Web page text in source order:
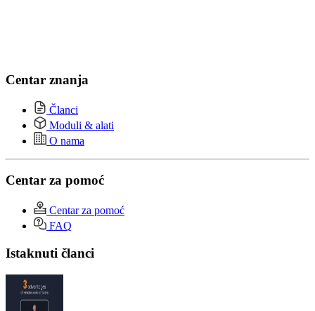
Centar znanja
Članci
Moduli & alati
O nama
Centar za pomoć
Centar za pomoć
FAQ
Istaknuti članci